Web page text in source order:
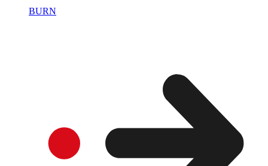
BURN